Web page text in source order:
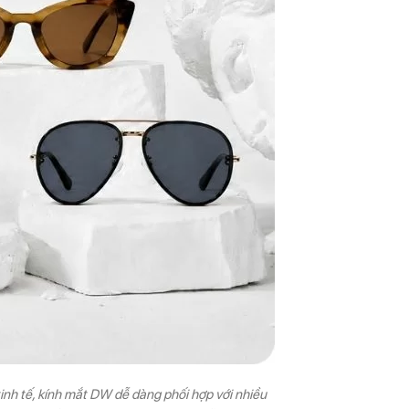
tế, kính mắt DW dễ dàng phối hợp với nhiều